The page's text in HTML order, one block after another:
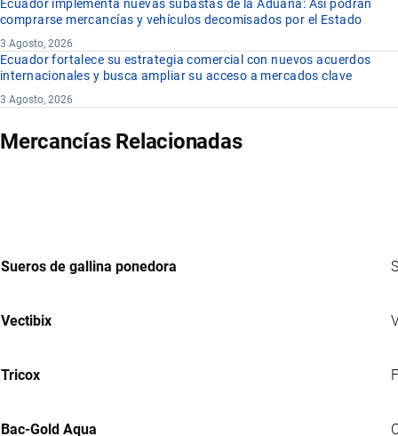
Ecuador implementa nuevas subastas de la Aduana: Así podrán
comprarse mercancías y vehículos decomisados por el Estado
3 Agosto, 2026
Ecuador fortalece su estrategia comercial con nuevos acuerdos
internacionales y busca ampliar su acceso a mercados clave
3 Agosto, 2026
Mercancías Relacionadas
Sueros de gallina ponedora
Vectibix
Tricox
Bac-Gold Aqua